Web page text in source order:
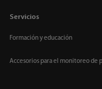
Servicios
Formación y educación
Accesorios para el monitoreo de